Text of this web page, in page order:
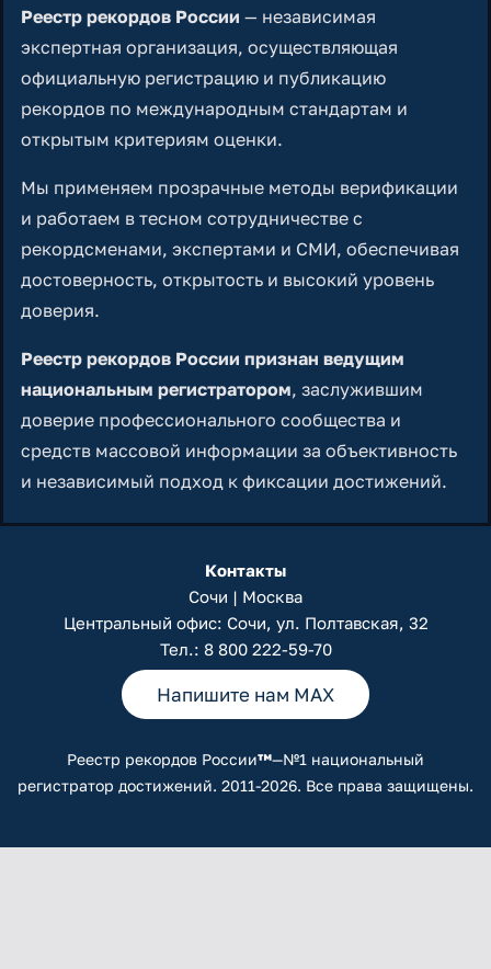
Реестр рекордов России — независимая
экспертная организация, осуществляющая
официальную регистрацию и публикацию
рекордов по международным стандартам и
открытым критериям оценки.
Мы применяем прозрачные методы верификации
и работаем в тесном сотрудничестве с
рекордсменами, экспертами и СМИ, обеспечивая
достоверность, открытость и высокий уровень
доверия.
Реестр рекордов России признан ведущим
национальным регистратором, заслужившим
доверие профессионального сообщества и
средств массовой информации за объективность
и независимый подход к фиксации достижений.
Контакты
Сочи | Москва
Центральный офис: Сочи, ул. Полтавская, 32
Тел.: 8 800 222-59-70
Напишите нам MAX
Реестр рекордов России™—№1 национальный
регистратор достижений. 2011-2026. Все права защищены.